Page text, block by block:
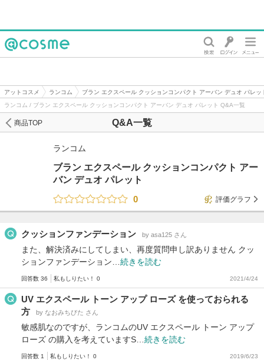
アットコスメ ランコム
ブラン エクスペール クッションコンパクト アーバン デュオ パレッ
ランコム / ブラン エクスペール クッションコンパクト アーバン デュオ パレット Q&A一覧
Q&A一覧
商品TOP
ランコム
ブラン エクスペール クッションコンパクト アー
バン デュオ パレット
0
評価グラフ
クッションファンデーション by asa125 さん
また、解決済みにしてしまい、再度質問申し訳ありません クッ
ションファンデーション… 続きを読む
回答数 36 私もしりたい！ 0 2021/4/24
UV エクスペール トーン アップ ローズ を使っておられる
方
by なおみちびた さん
敏感肌なのですが、ランコムのUV エクスペール トーン アップ
ローズ の購入を考えていますS… 続きを読む
回答数 1 私もしりたい！ 0 2019/6/23